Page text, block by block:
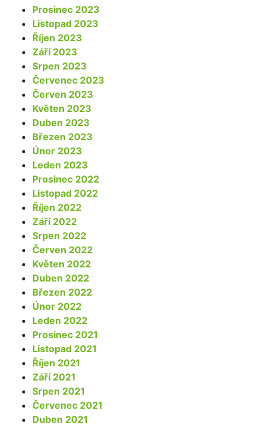
Prosinec 2023
Listopad 2023
Říjen 2023
Září 2023
Srpen 2023
Červenec 2023
Červen 2023
Květen 2023
Duben 2023
Březen 2023
Únor 2023
Leden 2023
Prosinec 2022
Listopad 2022
Říjen 2022
Září 2022
Srpen 2022
Červen 2022
Květen 2022
Duben 2022
Březen 2022
Únor 2022
Leden 2022
Prosinec 2021
Listopad 2021
Říjen 2021
Září 2021
Srpen 2021
Červenec 2021
Duben 2021